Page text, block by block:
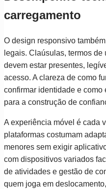
carregamento
O design responsivo
legais. Claúsulas, termos
devem estar presentes,
acesso. A clareza de como
confirmar identidade e como
para a construção de
A experiência móvel é cada
plataformas costumam
menores sem exigir
com dispositivos variados
de atividades e gestão de
quem joga em